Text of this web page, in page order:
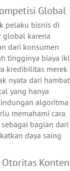
Global
pelaku bisnis di
global karena
dari konsumen
tingginya biaya
kredibilitas merek
nyata dari
yang hanya
algoritma
memahami cara
bagian dari
daya saing
Konten